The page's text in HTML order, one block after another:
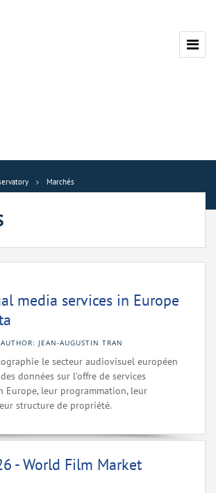
Marchés
media services in Europe
AUTHOR: JEAN-AUGUSTIN TRAN
le secteur audiovisuel européen
données sur l’offre de services
Europe, leur programmation, leur
structure de propriété.
- World Film Market